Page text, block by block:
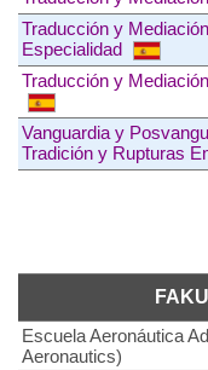
Traducción y
Especialidad
Traducción y
Vanguardia y
Tradición y Rupturas
Escuela Aeronáutica
Aeronautics)